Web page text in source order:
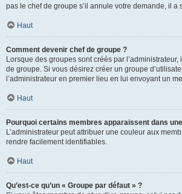
pas le chef de groupe s’il annule votre demande, il a
Haut
Comment devenir chef de groupe ?
Lorsque des groupes sont créés par
de groupe. Si vous désirez créer un groupe
l’administrateur en premier lieu en lui envoyant un
Haut
Pourquoi certains membres apparaissent dans
L’administrateur peut attribuer une couleur aux
rendre facilement identifiables.
Haut
Qu’est-ce qu’un « Groupe par défaut » ?